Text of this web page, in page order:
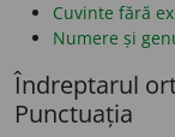
Cuvinte fără
Numere și
Îndreptarul
Punctuația